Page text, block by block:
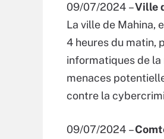
09/07/2024 –Ville
La ville de Mahina,
4 heures du matin,
informatiques de
menaces
contre la
09/07/2024 –